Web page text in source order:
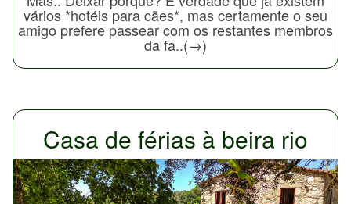
vários *hotéis para cães*, mas certamente o seu
amigo prefere passear com os restantes membros
da fa..(→)
Casa de férias à beira rio